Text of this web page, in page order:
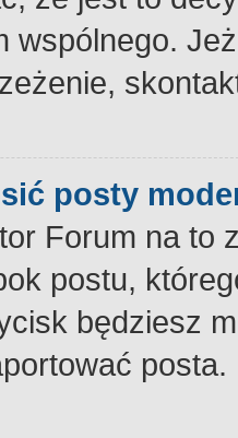
wspólnego.
posty
Forum na to
postu,
będziesz
posta.